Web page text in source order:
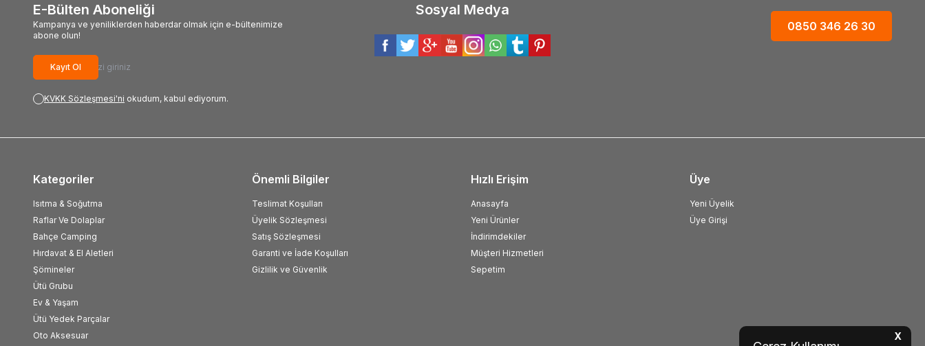
X
E-Bülten Aboneliği
Kampanya ve yeniliklerden haberdar olmak için e-bültenimize
abone olun!
Kayıt Ol
KVKK Sözleşmesi'ni okudum, kabul ediyorum.
Sosyal Medya
0850 346 26 30
Kategoriler
Isıtma & Soğutma
Raflar Ve Dolaplar
Bahçe Camping
Hırdavat & El Aletleri
Şömineler
Ütü Grubu
Ev & Yaşam
Ütü Yedek Parçalar
Oto Aksesuar
Önemli Bilgiler
Teslimat Koşulları
Üyelik Sözleşmesi
Satış Sözleşmesi
Garanti ve İade Koşulları
Gizlilik ve Güvenlik
Hızlı Erişim
Anasayfa
Yeni Ürünler
İndirimdekiler
Müşteri Hizmetleri
Sepetim
Üye
Yeni Üyelik
Üye Girişi